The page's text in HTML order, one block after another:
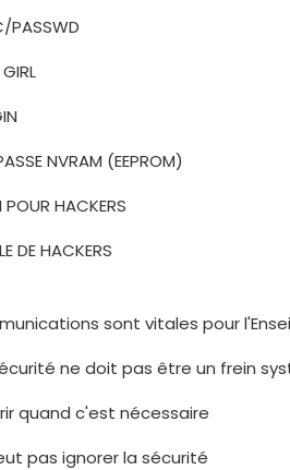
PASSWD
NVRAM (EEPROM)
POUR HACKERS
DE HACKERS
sont vitales pour
ne doit pas être un frein
quand c'est nécessaire
pas ignorer la sécurité